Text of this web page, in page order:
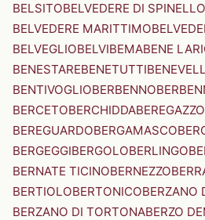
BELSITOBELVEDERE DI SPINELLO
BELVEDERE MARITTIMO
BELVEGLIOBELVIBEMABENE
BENESTAREBENETUTTI
BENTIVOGLIOBERBENNO
BERCETOBERCHIDDA
BEREGUARDOBERGAMASCO
BERGEGGIBERGOLOBERLINGO
BERNATE TICINOBERNEZZO
BERTIOLOBERTONICOBERZANO
BERZANO DI TORTONABERZO